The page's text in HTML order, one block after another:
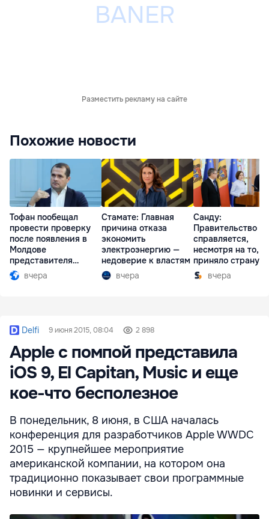
Разместить рекламу на сайте
Похожие новости
Тофан пообещал
провести проверку
после появления в
Молдове
представителя
Южной Осетии
вчера
Стамате: Главная
причина отказа
экономить
электроэнергию —
недоверие к властям
вчера
Санду:
Правительство
справляется,
несмотря на то,
приняло страну в
разгар кризиса
вчера
Delfi 9 июня 2015, 08:04 2 898
Apple с помпой представила
iOS 9, El Capitan, Music и еще
кое-что бесполезное
В понедельник, 8 июня, в США началась
конференция для разработчиков Apple WWDC
2015 — крупнейшее мероприятие
американской компании, на котором она
традиционно показывает свои программные
новинки и сервисы.